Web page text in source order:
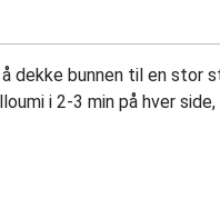
dekke bunnen til en stor
i 2-3 min på hver